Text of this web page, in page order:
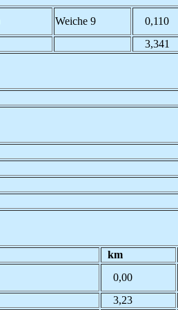
Weiche 9
0,110
3,341
km
0,00
3,23